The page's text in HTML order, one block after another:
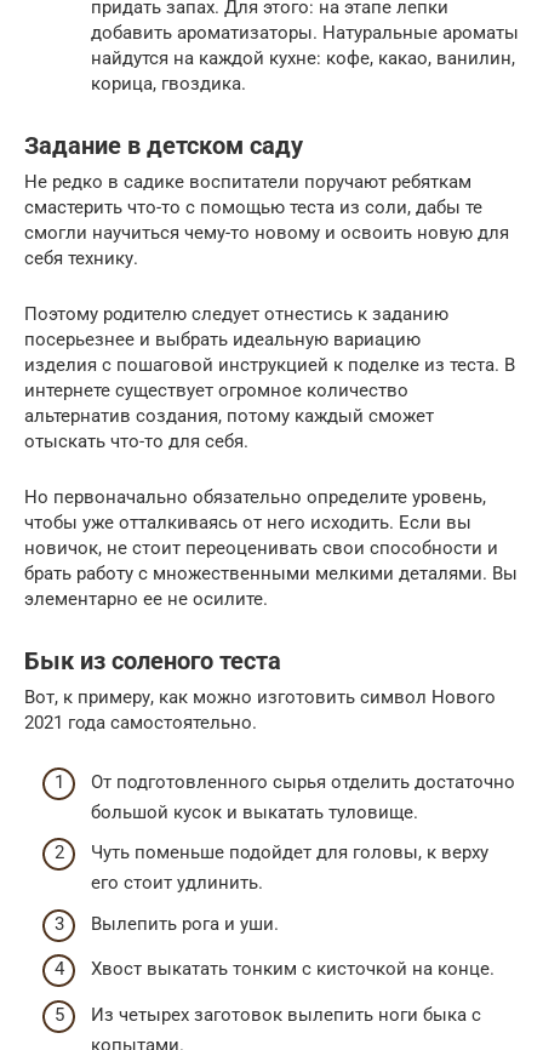
придать запах. Для этого: на этапе лепки
добавить ароматизаторы. Натуральные ароматы
найдутся на каждой кухне: кофе, какао, ванилин,
корица, гвоздика.
Задание в детском саду
Не редко в садике воспитатели поручают ребяткам
смастерить что-то с помощью теста из соли, дабы те
смогли научиться чему-то новому и освоить новую для
себя технику.
Поэтому родителю следует отнестись к заданию
посерьезнее и выбрать идеальную вариацию
изделия с пошаговой инструкцией к поделке из теста. В
интернете существует огромное количество
альтернатив создания, потому каждый сможет
отыскать что-то для себя.
Но первоначально обязательно определите уровень,
чтобы уже отталкиваясь от него исходить. Если вы
новичок, не стоит переоценивать свои способности и
брать работу с множественными мелкими деталями. Вы
элементарно ее не осилите.
Бык из соленого теста
Вот, к примеру, как можно изготовить символ Нового
2021 года самостоятельно.
От подготовленного сырья отделить достаточно
большой кусок и выкатать туловище.
Чуть поменьше подойдет для головы, к верху
его стоит удлинить.
Вылепить рога и уши.
Хвост выкатать тонким с кисточкой на конце.
Из четырех заготовок вылепить ноги быка с
копытами.